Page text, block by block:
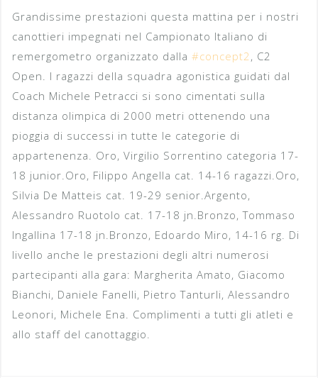
Grandissime prestazioni questa mattina per i nostri
canottieri impegnati nel Campionato Italiano di
remergometro organizzato dalla #concept2 , C2
Open. I ragazzi della squadra agonistica guidati dal
Coach Michele Petracci si sono cimentati sulla
distanza olimpica di 2000 metri ottenendo una
pioggia di successi in tutte le categorie di
appartenenza. Oro, Virgilio Sorrentino categoria 17-
18 junior.Oro, Filippo Angella cat. 14-16 ragazzi.Oro,
Silvia De Matteis cat. 19-29 senior.Argento,
Alessandro Ruotolo cat. 17-18 jn.Bronzo, Tommaso
Ingallina 17-18 jn.Bronzo, Edoardo Miro, 14-16 rg. Di
livello anche le prestazioni degli altri numerosi
partecipanti alla gara: Margherita Amato, Giacomo
Bianchi, Daniele Fanelli, Pietro Tanturli, Alessandro
Leonori, Michele Ena. Complimenti a tutti gli atleti e
allo staff del canottaggio.